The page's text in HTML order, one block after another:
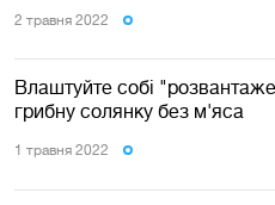
2 травня 2022
Влаштуйте собі
грибну солянку без м'яса
1 травня 2022